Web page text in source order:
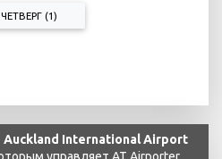
ЧЕТВЕРГ (1)
Auckland International Airport